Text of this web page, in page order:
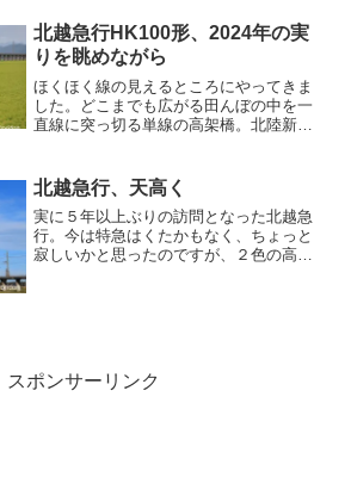
がもう10年？と言うのが偽らざる感想。
北越急行HK100形、2024年の実
りを眺めながら
ほくほく線の見えるところにやってきま
した。どこまでも広がる田んぼの中を一
直線に突っ切る単線の高架橋。北陸新幹
出していたら「はくたか」に負けじ劣ら
ずな瞬足で２両編成のHK100形がかっ飛
んできました。
北越急行、天高く
実に５年以上ぶりの訪問となった北越急
行。今は特急はくたかもなく、ちょっと
寂しいかと思ったのですが、２色の高速
スポンサーリンク